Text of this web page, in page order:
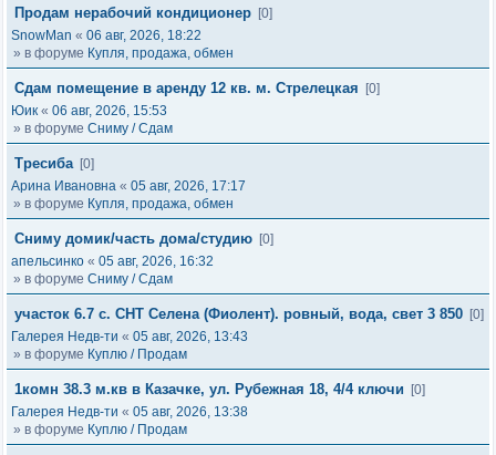
Продам нерабочий кондиционер [0]
SnowMan « 06 авг, 2026, 18:22
» в форуме Купля, продажа, обмен
Сдам помещение в аренду 12 кв. м. Стрелецкая
[0]
Юик « 06 авг, 2026, 15:53
» в форуме Сниму / Сдам
Тресиба [0]
Арина Ивановна « 05 авг, 2026, 17:17
» в форуме Купля, продажа, обмен
Сниму домик/часть дома/студию [0]
апельсинко « 05 авг, 2026, 16:32
» в форуме Сниму / Сдам
участок 6.7 с. СНТ Селена (Фиолент). ровный, вода, свет 3 850 [0]
Галерея Недв-ти « 05 авг, 2026, 13:43
» в форуме Куплю / Продам
1комн 38.3 м.кв в Казачке, ул. Рубежная 18, 4/4 ключи
[0]
Галерея Недв-ти « 05 авг, 2026, 13:38
» в форуме Куплю / Продам